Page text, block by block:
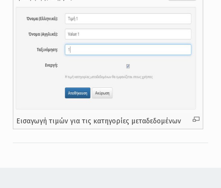
Εισαγωγή τιμών για τις κατηγορίες μεταδεδομένων